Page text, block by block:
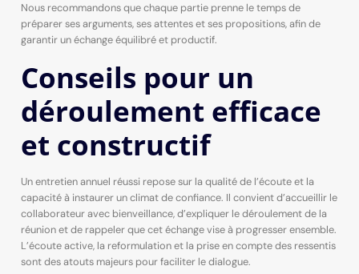
Nous recommandons que chaque partie prenne le temps de
préparer ses arguments, ses attentes et ses propositions, afin de
garantir un échange équilibré et productif.
Conseils pour un
déroulement efficace
et constructif
Un entretien annuel réussi repose sur la qualité de l’écoute et la
capacité à instaurer un climat de confiance. Il convient d’accueillir le
collaborateur avec bienveillance, d’expliquer le déroulement de la
réunion et de rappeler que cet échange vise à progresser ensemble.
L’écoute active, la reformulation et la prise en compte des ressentis
sont des atouts majeurs pour faciliter le dialogue.